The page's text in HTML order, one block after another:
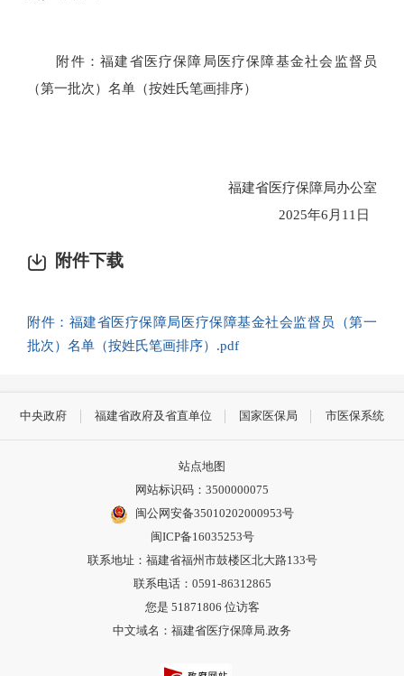
附件：福建省医疗保障局医疗保障基金社会监督员
（第一批次）名单（按姓氏笔画排序）
福建省医疗保障局办公室
2025年6月11日
附件下载
附件：福建省医疗保障局医疗保障基金社会监督员（第一
批次）名单（按姓氏笔画排序）.pdf
中央政府 福建省政府及省直单位 国家医保局 市医保系统
站点地图
网站标识码：3500000075
闽公网安备35010202000953号
闽ICP备16035253号
联系地址：福建省福州市鼓楼区北大路133号
联系电话：0591-86312865
您是 51871806 位访客
中文域名：福建省医疗保障局.政务